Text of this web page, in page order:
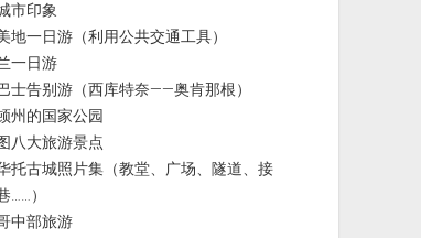
市印象
地一日游（利用公共交通工具）
一日游
士告别游（西库特奈——奥肯那根）
州的国家公园
八大旅游景点
托古城照片集（教堂、广场、隧道、接
……）
中部旅游